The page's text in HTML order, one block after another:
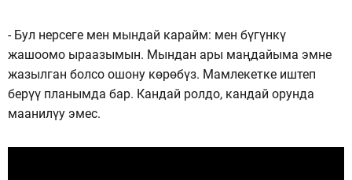
- Бул нерсеге мен мындай карайм: мен бүгүнкү
жашоомо ыраазымын. Мындан ары маңдайыма эмне
жазылган болсо ошону көрөбүз. Мамлекетке иштеп
берүү планымда бар. Кандай ролдо, кандай орунда
маанилүу эмес.